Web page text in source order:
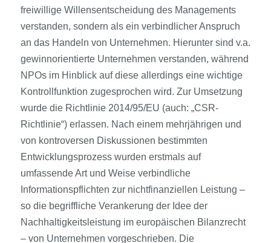
freiwillige Willensentscheidung des Managements
verstanden, sondern als ein verbindlicher Anspruch
an das Handeln von Unternehmen. Hierunter sind v.a.
gewinnorientierte Unternehmen verstanden, während
NPOs im Hinblick auf diese allerdings eine wichtige
Kontrollfunktion zugesprochen wird. Zur Umsetzung
wurde die Richtlinie 2014/95/EU (auch: „CSR-
Richtlinie“) erlassen. Nach einem mehrjährigen und
von kontroversen Diskussionen bestimmten
Entwicklungsprozess wurden erstmals auf
umfassende Art und Weise verbindliche
Informationspflichten zur nichtfinanziellen Leistung –
so die begriffliche Verankerung der Idee der
Nachhaltigkeitsleistung im europäischen Bilanzrecht
– von Unternehmen vorgeschrieben. Die